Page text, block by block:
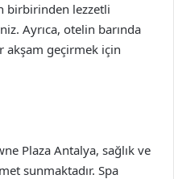
birbirinden lezzetli
Ayrıca, otelin barında
akşam geçirmek için
Plaza Antalya, sağlık ve
sunmaktadır. Spa